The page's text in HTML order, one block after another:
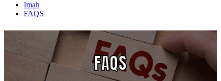
Imah
FAQS
FAQS